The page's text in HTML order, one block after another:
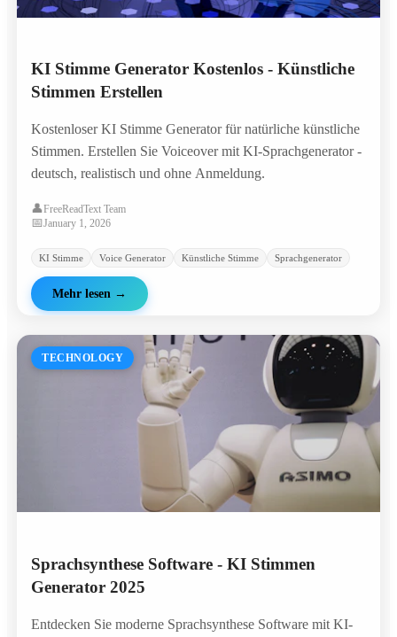
KI Stimme Generator Kostenlos - Künstliche
Stimmen Erstellen
Kostenloser KI Stimme Generator für natürliche künstliche
Stimmen. Erstellen Sie Voiceover mit KI-Sprachgenerator -
deutsch, realistisch und ohne Anmeldung.
👤FreeReadText Team
📅January 1, 2026
KI Stimme Voice Generator Künstliche Stimme Sprachgenerator
Mehr lesen →
TECHNOLOGY
Sprachsynthese Software - KI Stimmen
Generator 2025
Entdecken Sie moderne Sprachsynthese Software mit KI-